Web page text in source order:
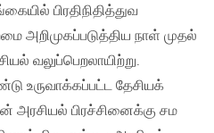
பிரதிநிதித்துவ
அறிமுகப்படுத்திய நாள் முதல்
வலுப்பெறலாயிற்று.
உருவாக்கப்பட்ட தேசியக்
அரசியல் பிரச்சினைக்கு சம